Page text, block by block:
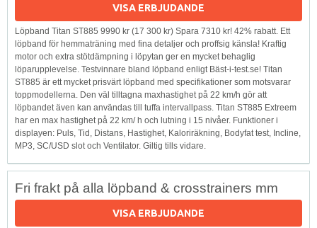
VISA ERBJUDANDE
Löpband Titan ST885 9990 kr (17 300 kr) Spara 7310 kr! 42% rabatt. Ett
löpband för hemmaträning med fina detaljer och proffsig känsla! Kraftig
motor och extra stötdämpning i löpytan ger en mycket behaglig
löparupplevelse. Testvinnare bland löpband enligt Bäst-i-test.se! Titan
ST885 är ett mycket prisvärt löpband med specifikationer som motsvarar
toppmodellerna. Den väl tilltagna maxhastighet på 22 km/h gör att
löpbandet även kan användas till tuffa intervallpass. Titan ST885 Extreem
har en max hastighet på 22 km/ h och lutning i 15 nivåer. Funktioner i
displayen: Puls, Tid, Distans, Hastighet, Kaloriräkning, Bodyfat test, Incline,
MP3, SC/USD slot och Ventilator. Giltig tills vidare.
Fri frakt på alla löpband & crosstrainers mm
VISA ERBJUDANDE